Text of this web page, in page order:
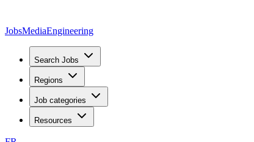
JobsMediaEngineering
Search Jobs
Regions
Job categories
Resources